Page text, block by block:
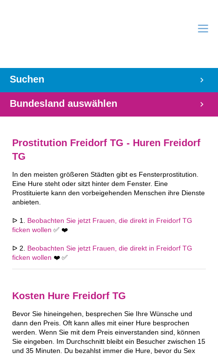
Suchen
Bundesland auswählen
Prostitution Freidorf TG - Huren Freidorf
TG
In den meisten größeren Städten gibt es Fensterprostitution.
Eine Hure steht oder sitzt hinter dem Fenster. Eine
Prostituierte kann den vorbeigehenden Menschen ihre Dienste
anbieten.
ᐅ 1. Beobachten Sie jetzt Frauen, die direkt in Freidorf TG
ficken wollen ✅ ❤️
ᐅ 2. Beobachten Sie jetzt Frauen, die direkt in Freidorf TG
ficken wollen ❤️ ✅
Kosten Hure Freidorf TG
Bevor Sie hineingehen, besprechen Sie Ihre Wünsche und
dann den Preis. Oft kann alles mit einer Hure besprochen
werden. Wenn Sie mit dem Preis einverstanden sind, können
Sie eingeben. Im Durchschnitt bleibt ein Besucher zwischen 15
und 35 Minuten. Du bezahlst immer die Hure, bevor du Sex